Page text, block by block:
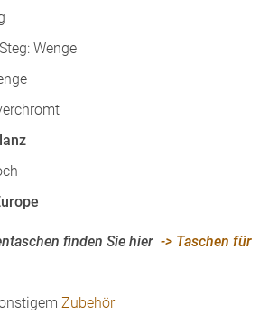
Wenge
finden Sie hier-> Taschen für
Zubehör